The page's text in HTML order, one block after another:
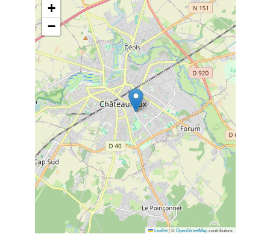
+
−
Leaflet |©OpenStreetMapcontributors